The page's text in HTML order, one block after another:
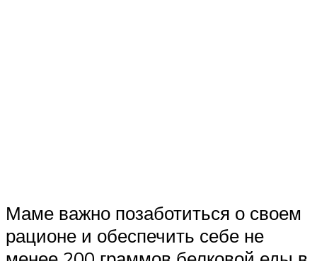
Маме важно позаботиться о своем
рационе и обеспечить себе не